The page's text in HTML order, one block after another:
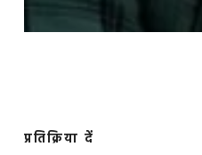
प्रतिक्रिया दें